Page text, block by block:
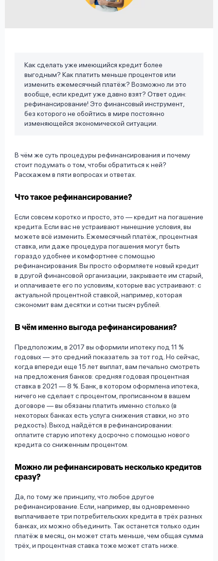
Как сделать уже имеющийся кредит более
выгодным? Как платить меньше процентов или
изменить ежемесячный платёж? Возможно ли это
вообще, если кредит уже давно взят? Ответ один:
рефинансирование! Это финансовый инструмент,
без которого не обойтись в мире постоянно
изменяющейся экономической ситуации.
В чём же суть процедуры рефинансирования и почему
стоит подумать о том, чтобы обратиться к ней?
Расскажем в пяти вопросах и ответах.
Что такое рефинансирование?
Если совсем коротко и просто, это — кредит на погашение
кредита. Если вас не устраивают нынешние условия, вы
можете всё изменить. Ежемесячный платёж, процентная
ставка, или даже процедура погашения могут быть
гораздо удобнее и комфортнее с помощью
рефинансирования. Вы просто оформляете новый кредит
в другой финансовой организации, закрываете им старый,
и оплачиваете его по условиям, которые вас устраивают: с
актуальной процентной ставкой, например, которая
сэкономит вам десятки и сотни тысяч рублей.
В чём именно выгода рефинансирования?
Предположим, в 2017 вы оформили ипотеку под 11 %
годовых — это средний показатель за тот год. Но сейчас,
когда впереди еще 15 лет выплат, вам печально смотреть
на предложения банков: средняя годовая процентная
ставка в 2021 — 8 %. Банк, в котором оформлена ипотека,
ничего не сделает с процентом, прописанном в вашем
договоре — вы обязаны платить именно столько (в
некоторых банках есть услуга снижения ставки, но это
редкость). Выход найдётся в рефинансировании:
оплатите старую ипотеку досрочно с помощью нового
кредита со сниженным процентом.
Можно ли рефинансировать несколько кредитов
сразу?
Да, по тому же принципу, что любое другое
рефинансирование. Если, например, вы одновременно
выплачиваете три потребительских кредита в трёх разных
банках, их можно объединить. Так останется только один
платёж в месяц, он может стать меньше, чем общая сумма
трёх, и процентная ставка тоже может стать ниже.
Оформить заявку
Войти под другим номером
Ответы
на
вопросы